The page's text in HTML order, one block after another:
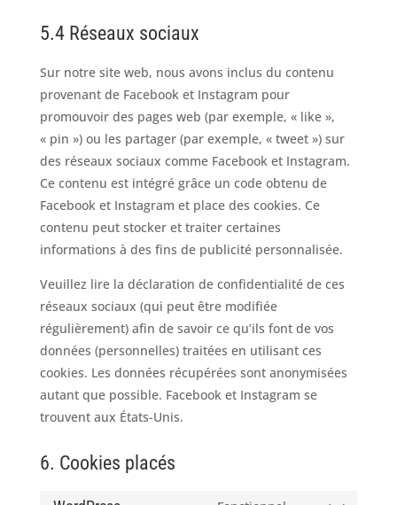
5.4 Réseaux sociaux
Sur notre site web, nous avons inclus du contenu
provenant de Facebook et Instagram pour
promouvoir des pages web (par exemple, « like »,
« pin ») ou les partager (par exemple, « tweet ») sur
des réseaux sociaux comme Facebook et Instagram.
Ce contenu est intégré grâce un code obtenu de
Facebook et Instagram et place des cookies. Ce
contenu peut stocker et traiter certaines
informations à des fins de publicité personnalisée.
Veuillez lire la déclaration de confidentialité de ces
réseaux sociaux (qui peut être modifiée
régulièrement) afin de savoir ce qu’ils font de vos
données (personnelles) traitées en utilisant ces
cookies. Les données récupérées sont anonymisées
autant que possible. Facebook et Instagram se
trouvent aux États-Unis.
6. Cookies placés